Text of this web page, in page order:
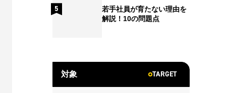
若手社員が育たない理由を
解説！10の問題点
対象 TARGET